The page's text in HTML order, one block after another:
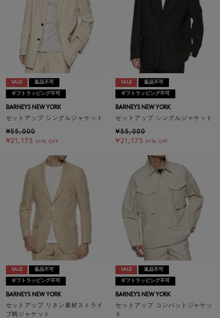
SALE 返品不可
ギフトラッピング不可
BARNEYS NEW YORK
セットアップ シングルジャケット
¥55,000
¥21,175
61% OFF
SALE 返品不可
ギフトラッピング不可
BARNEYS NEW YORK
セットアップ シングルジャケット
¥55,000
¥21,175
61% OFF
SALE 返品不可
ギフトラッピング不可
BARNEYS NEW YORK
セットアップ リネン素材ストライ
プ柄ジャケット
SALE 返品不可
ギフトラッピング不可
BARNEYS NEW YORK
セットアップ コンバットジャケッ
ト